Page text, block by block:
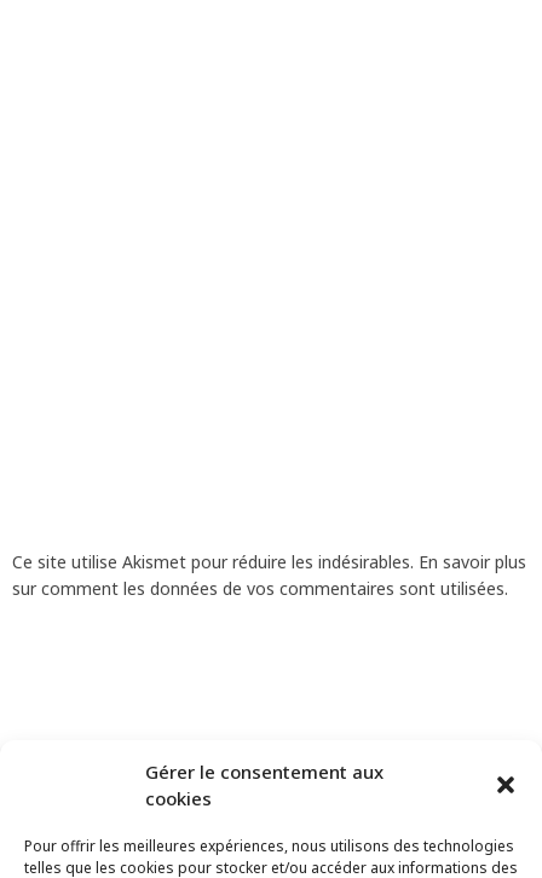
Gérer le consentement aux
cookies
Pour offrir les meilleures expériences, nous utilisons des technologies
telles que les cookies pour stocker et/ou accéder aux informations des
Ce site utilise Akismet pour réduire les indésirables. En savoir plus
sur comment les données de vos commentaires sont utilisées.